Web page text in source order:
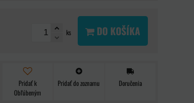
ks DO KOŠÍKA
Pridať k
Obľúbeným
Pridať do zoznamu Doručenia